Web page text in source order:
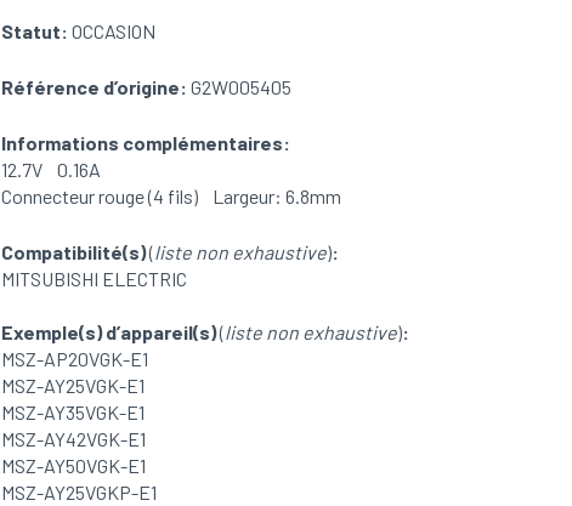
Statut: OCCASION
Référence d’origine: G2W005405
Informations complémentaires:
12.7V 0.16A
Connecteur rouge (4 fils) Largeur: 6.8mm
Compatibilité(s)(liste non exhaustive):
MITSUBISHI ELECTRIC
Exemple(s) d’appareil(s)(liste non exhaustive):
MSZ-AP20VGK-E1
MSZ-AY25VGK-E1
MSZ-AY35VGK-E1
MSZ-AY42VGK-E1
MSZ-AY50VGK-E1
MSZ-AY25VGKP-E1